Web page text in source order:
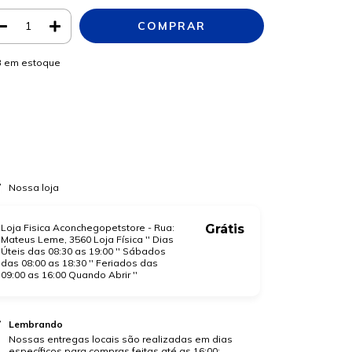
em estoque
Nossa loja
Loja Fisica Aconchegopetstore - Rua:
Mateus Leme, 3560 Loja Física '' Dias
Úteis das 08:30 as 19:00 '' Sábados
das 08:00 as 18:30 '' Feriados das
09:00 as 16:00 Quando Abrir ''
Grátis
Lembrando
Nossas entregas locais são realizadas em dias